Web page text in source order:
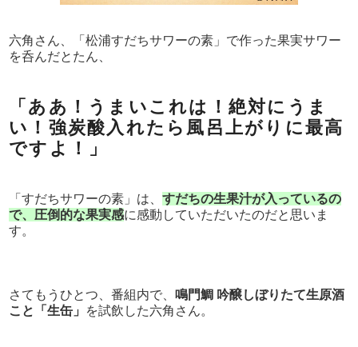
六角さん、「松浦すだちサワーの素」で作った果実サワー
を呑んだとたん、
「ああ！うまいこれは！絶対にうま
い！強炭酸入れたら風呂上がりに最高
ですよ！」
「すだちサワーの素」は、すだちの生果汁が入っているの
で、圧倒的な果実感に感動していただいたのだと思いま
す。
さてもうひとつ、番組内で、鳴門鯛 吟醸しぼりたて生原酒
こと「生缶」
を試飲した六角さん。